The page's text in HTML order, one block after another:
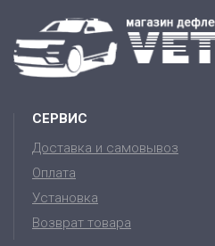
СЕРВИС
Доставка и самовывоз
Оплата
Установка
Возврат товара